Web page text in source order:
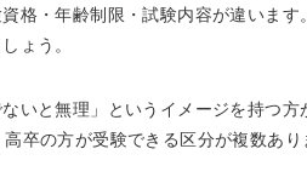
格・年齢制限・試験内容が違いま
ょう。
ないと無理」というイメージを持つ
卒の方が受験できる区分が複数あ